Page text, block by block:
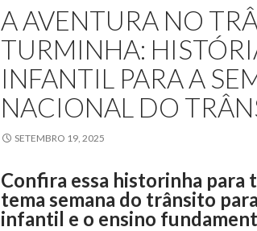
A AVENTURA NO
TURMINHA:
INFANTIL PARA A
NACIONAL DO
SETEMBRO 19, 2025
Confira essa historinha para
tema semana do trânsito
infantil e o ensino